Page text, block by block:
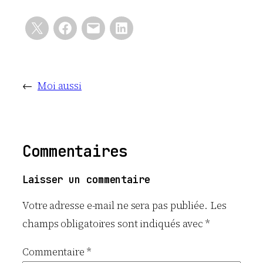
← Moi aussi
Commentaires
Laisser un commentaire
Votre adresse e-mail ne sera pas publiée. Les
champs obligatoires sont indiqués avec*
Commentaire *